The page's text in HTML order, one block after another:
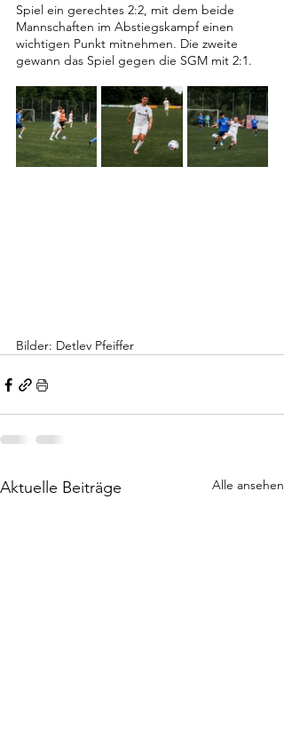
Spiel ein gerechtes 2:2, mit dem beide
Mannschaften im Abstiegskampf einen
wichtigen Punkt mitnehmen. Die zweite
gewann das Spiel gegen die SGM mit 2:1.
Bilder: Detlev Pfeiffer
Aktuelle Beiträge Alle ansehen